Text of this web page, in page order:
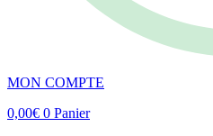
MON COMPTE
0,00€ 0 Panier